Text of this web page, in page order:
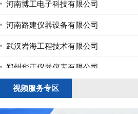
河南神力混凝土有限公司
舞钢市泰合新型建材有限公司
视频服务专区